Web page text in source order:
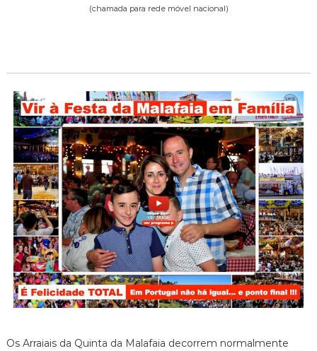
(chamada para rede móvel nacional)
Os Arraiais da Quinta da Malafaia decorrem normalmente